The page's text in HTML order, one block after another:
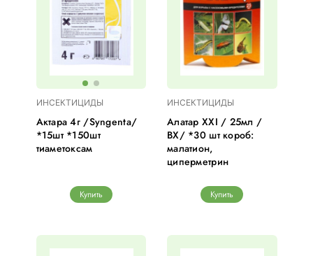
ИНСЕКТИЦИДЫ
Актара 4г /Syngenta/
*15шт *150шт
тиаметоксам
Купить
ИНСЕКТИЦИДЫ
Алатар XXI / 25мл /
ВХ/ *30 шт короб:
малатион,
циперметрин
Купить